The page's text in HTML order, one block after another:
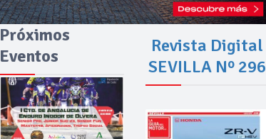
Próximos
Eventos
Revista Digital
SEVILLA Nº 296